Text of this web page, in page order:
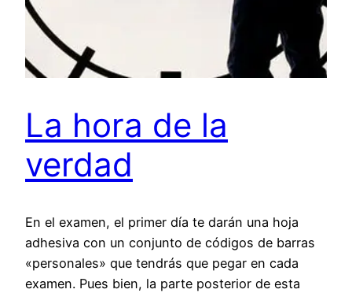
La hora de la
verdad
En el examen, el primer día te darán una hoja
adhesiva con un conjunto de códigos de barras
«personales» que tendrás que pegar en cada
examen. Pues bien, la parte posterior de esta